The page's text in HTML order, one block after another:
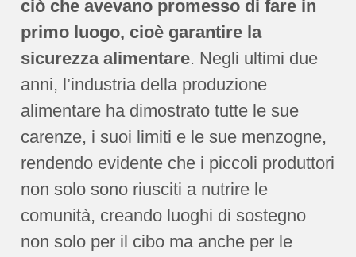
ciò che avevano promesso di fare in
primo luogo, cioè garantire la
sicurezza alimentare. Negli ultimi due
anni, l’industria della produzione
alimentare ha dimostrato tutte le sue
carenze, i suoi limiti e le sue menzogne,
rendendo evidente che i piccoli produttori
non solo sono riusciti a nutrire le
comunità, creando luoghi di sostegno
non solo per il cibo ma anche per le